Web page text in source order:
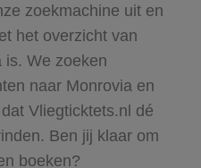
zoekmachine uit en
het overzicht van
is. We zoeken
naar Monrovia en
Vliegticktets.nl dé
Ben jij klaar om
boeken?